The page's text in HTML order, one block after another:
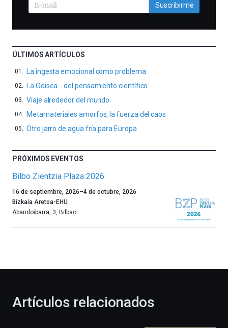
Suscribirme
ÚLTIMOS ARTÍCULOS
La ingesta emocional como problema
La Odisea… del pensamiento científico
Viaje alrededor del mundo
Metamateriales amorfos, la fuerza del caos
Otro jarro de agua fría para Europa
PRÓXIMOS EVENTOS
Bilbo Zientzia Plaza 2026
Un
año
más,
celebración
16 de septiembre, 2026–4 de octubre, 2026
Bizkaia Aretoa-EHU
Abandoibarra, 3, Bilbao
Artículos relacionados